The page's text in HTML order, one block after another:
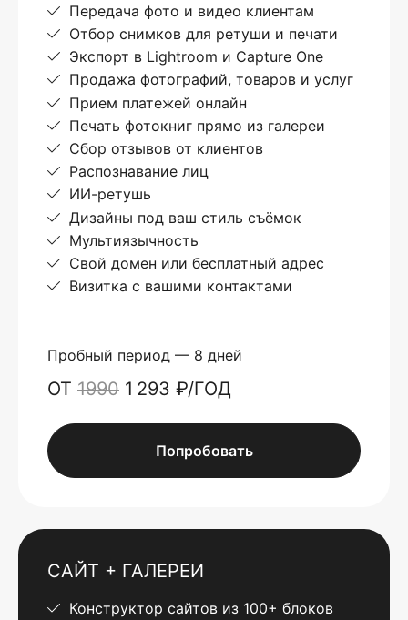
Передача фото и видео клиентам
Отбор снимков для ретуши и печати
Экспорт в Lightroom и Capture One
Продажа фотографий, товаров и услуг
Прием платежей онлайн
Печать фотокниг прямо из галереи
Сбор отзывов от клиентов
Распознавание лиц
ИИ-ретушь
Дизайны под ваш стиль съёмок
Мультиязычность
Свой домен или бесплатный адрес
Визитка с вашими контактами
Пробный период — 8 дней
ОТ 1990 1 293 ₽/ГОД
Попробовать
САЙТ + ГАЛЕРЕИ
Конструктор сайтов из 100+ блоков